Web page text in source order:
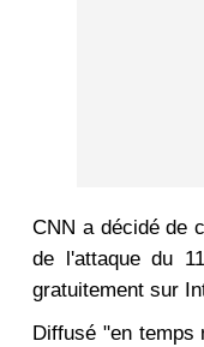
CNN a décidé de
de l'attaque du
gratuitement sur
Diffusé "en